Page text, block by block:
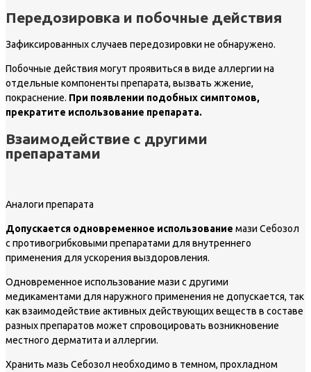
Передозировка и побочные действия
Зафиксированных случаев передозировки не обнаружено.
Побочные действия могут проявиться в виде аллергии на
отдельные компоненты препарата, вызвать жжение,
покраснение. При появлении подобных симптомов,
прекратите использование препарата.
Взаимодействие с другими
препаратами
Аналоги препарата
Допускается одновременное использование мази Себозол
с противогрибковыми препаратами для внутреннего
применения для ускорения выздоровления.
Одновременное использование мази с другими
медикаментами для наружного применения не допускается, так
как взаимодействие активных действующих веществ в составе
разных препаратов может спровоцировать возникновение
местного дерматита и аллергии.
Хранить мазь Себозол необходимо в темном, прохладном